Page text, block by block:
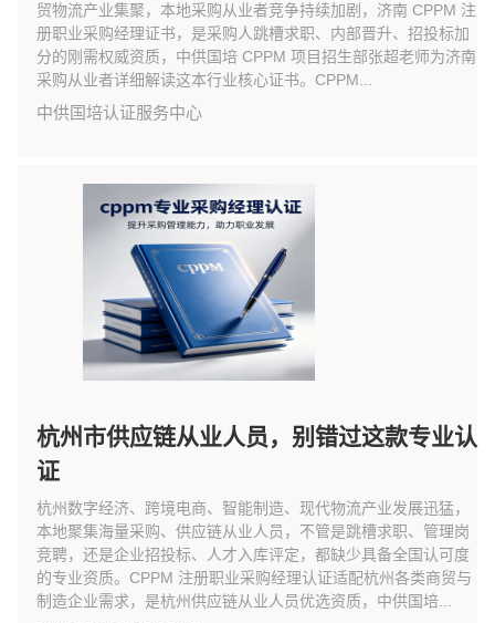
贸物流产业集聚，本地采购从业者竞争持续加剧，济南 CPPM 注
册职业采购经理证书，是采购人跳槽求职、内部晋升、招投标加
分的刚需权威资质，中供国培 CPPM 项目招生部张超老师为济南
采购从业者详细解读这本行业核心证书。CPPM...
中供国培认证服务中心
杭州市供应链从业人员，别错过这款专业认
证
杭州数字经济、跨境电商、智能制造、现代物流产业发展迅猛，
本地聚集海量采购、供应链从业人员，不管是跳槽求职、管理岗
竞聘，还是企业招投标、人才入库评定，都缺少具备全国认可度
的专业资质。CPPM 注册职业采购经理认证适配杭州各类商贸与
制造企业需求，是杭州供应链从业人员优选资质，中供国培...